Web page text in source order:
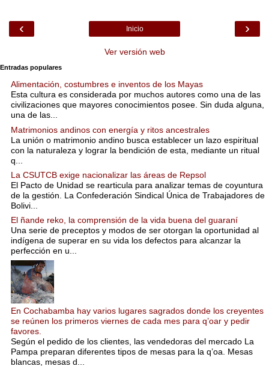
‹ ›
Inicio
Ver versión web
Entradas populares
Alimentación, costumbres e inventos de los Mayas
Esta cultura es considerada por muchos autores como una de las
civilizaciones que mayores conocimientos posee. Sin duda alguna,
una de las...
Matrimonios andinos con energía y ritos ancestrales
La unión o matrimonio andino busca establecer un lazo espiritual
con la naturaleza y lograr la bendición de esta, mediante un ritual
q...
La CSUTCB exige nacionalizar las áreas de Repsol
El Pacto de Unidad se rearticula para analizar temas de coyuntura
de la gestión. La Confederación Sindical Única de Trabajadores de
Bolivi...
El ñande reko, la comprensión de la vida buena del guaraní
Una serie de preceptos y modos de ser otorgan la oportunidad al
indígena de superar en su vida los defectos para alcanzar la
perfección en u...
En Cochabamba hay varios lugares sagrados donde los creyentes
se reúnen los primeros viernes de cada mes para q’oar y pedir
favores.
Según el pedido de los clientes, las vendedoras del mercado La
Pampa preparan diferentes tipos de mesas para la q’oa. Mesas
blancas, mesas d...